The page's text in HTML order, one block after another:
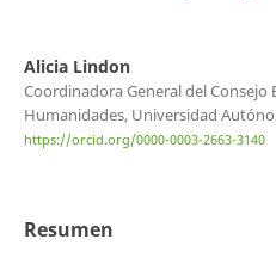
Alicia Lindon
Coordinadora General del Consejo
Humanidades, Universidad
https://orcid.org/0000-0003-2663-3140
Resumen